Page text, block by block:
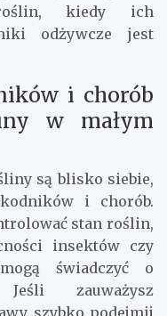
kiedy ich
odżywcze jest
i chorób
w małym
są blisko siebie,
i chorób.
stan roślin,
insektów czy
świadczyć o
zauważysz